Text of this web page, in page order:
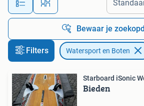
Bewaar je
Filters Watersport en Boten
Starboard iSonic
Bieden